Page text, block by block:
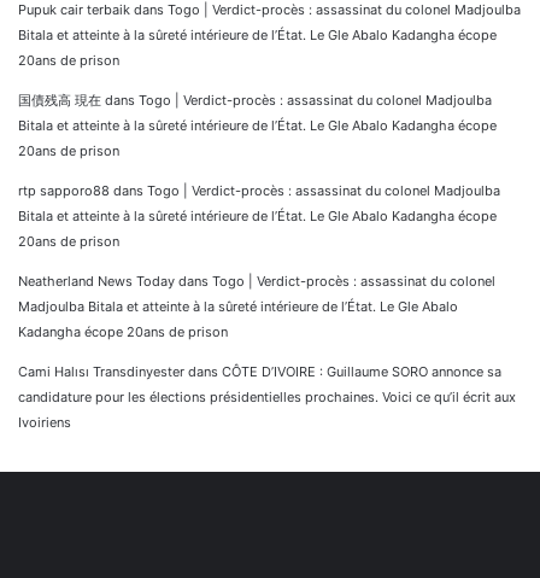
Pupuk cair terbaik dans Togo | Verdict-procès : assassinat du colonel Madjoulba
Bitala et atteinte à la sûreté intérieure de l’État. Le Gle Abalo Kadangha écope
20ans de prison
国債残高 現在 dans Togo | Verdict-procès : assassinat du colonel Madjoulba
Bitala et atteinte à la sûreté intérieure de l’État. Le Gle Abalo Kadangha écope
20ans de prison
rtp sapporo88 dans Togo | Verdict-procès : assassinat du colonel Madjoulba
Bitala et atteinte à la sûreté intérieure de l’État. Le Gle Abalo Kadangha écope
20ans de prison
Neatherland News Today dans Togo | Verdict-procès : assassinat du colonel
Madjoulba Bitala et atteinte à la sûreté intérieure de l’État. Le Gle Abalo
Kadangha écope 20ans de prison
Cami Halısı Transdinyester dans CÔTE D’IVOIRE : Guillaume SORO annonce sa
candidature pour les élections présidentielles prochaines. Voici ce qu’il écrit aux
Ivoiriens